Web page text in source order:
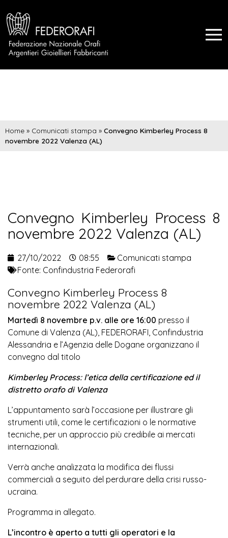
Home » Comunicati stampa » Convegno Kimberley Process 8
novembre 2022 Valenza (AL)
Convegno Kimberley Process 8
novembre 2022 Valenza (AL)
27/10/2022 08:55
Comunicati stampa
Fonte: Confindustria Federorafi
Convegno Kimberley Process 8
novembre 2022 Valenza (AL)
Martedì 8 novembre p.v. alle ore 16:00 presso il
Comune di Valenza (AL), FEDERORAFI, Confindustria
Alessandria e l’Agenzia delle Dogane organizzano il
convegno dal titolo
Kimberley Process: l’etica della certificazione ed il
distretto orafo di Valenza
L’appuntamento sarà l’occasione per illustrare gli
strumenti utili, come le certificazioni o le normative
tecniche, per un approccio più credibile ai mercati
internazionali.
Verrà anche analizzata la modifica dei flussi
commerciali a seguito del perdurare della crisi russo-
ucraina.
Programma in allegato.
L’incontro è aperto a tutti gli operatori e la